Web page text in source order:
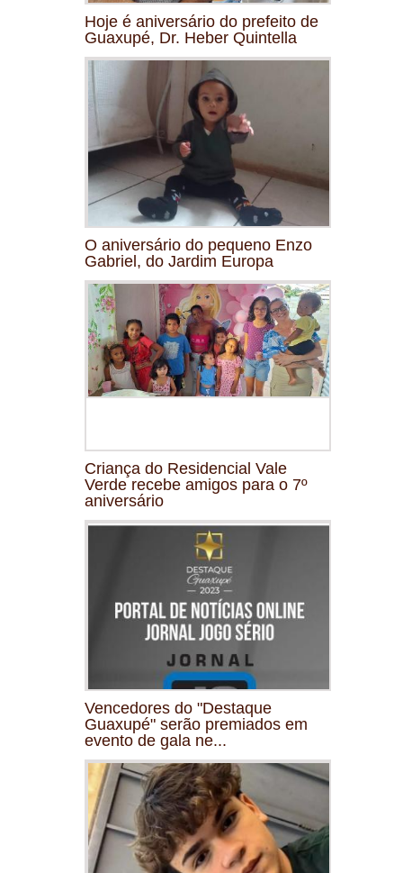
Hoje é aniversário do prefeito de
Guaxupé, Dr. Heber Quintella
O aniversário do pequeno Enzo
Gabriel, do Jardim Europa
Criança do Residencial Vale
Verde recebe amigos para o 7º
aniversário
Vencedores do "Destaque
Guaxupé" serão premiados em
evento de gala ne...